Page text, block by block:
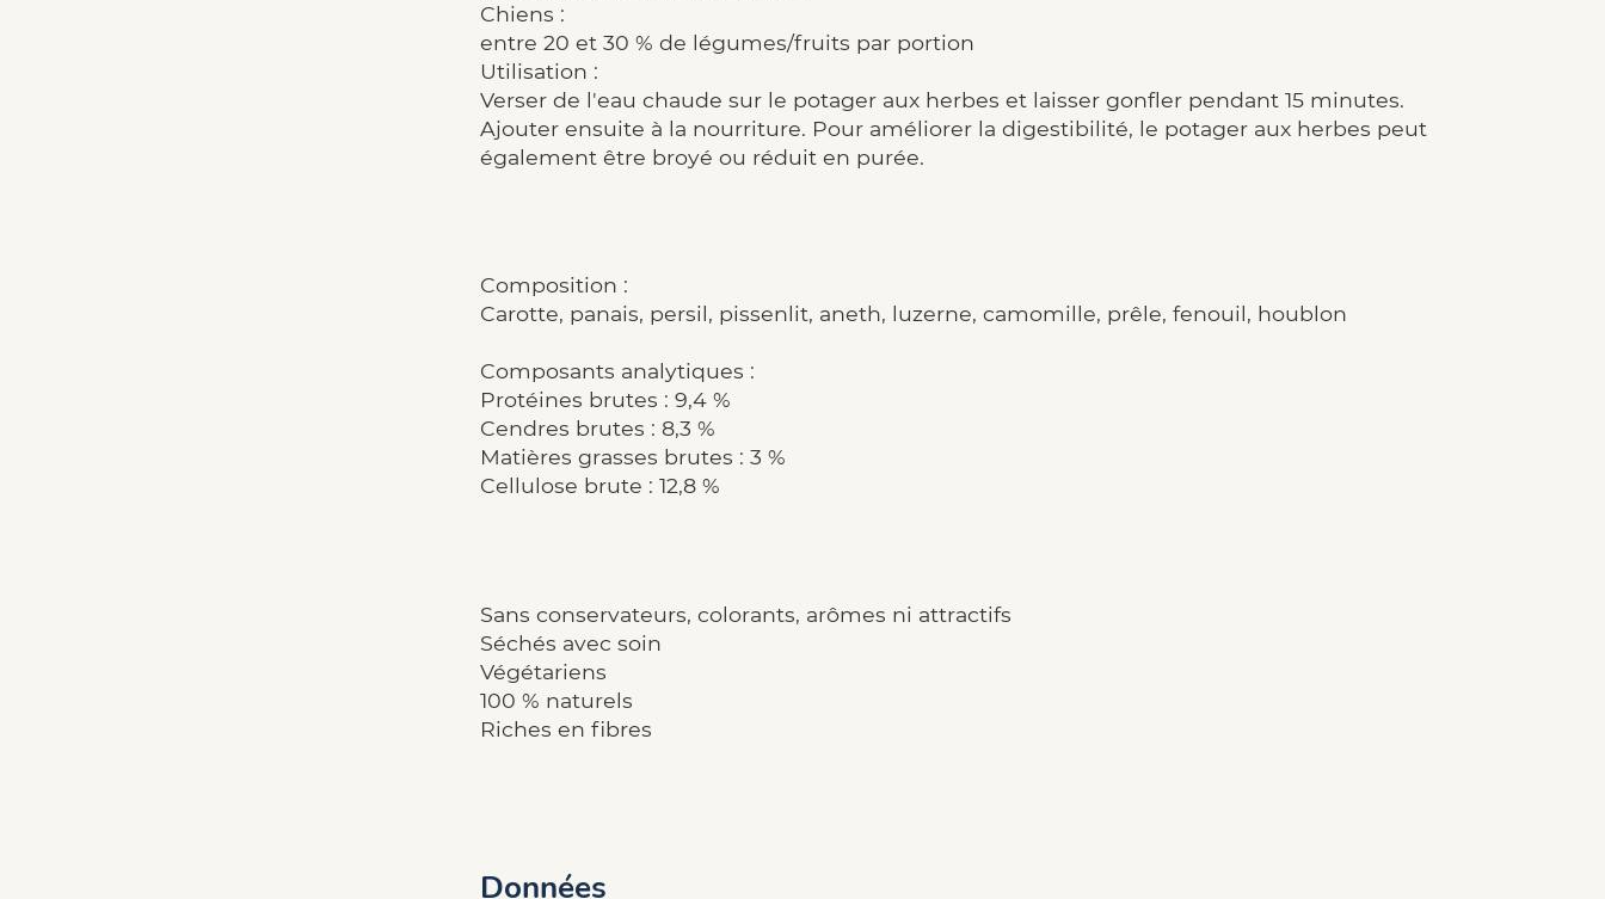
Chiens :
entre 20 et 30 % de légumes/fruits par portion
Utilisation :
Verser de l'eau chaude sur le potager aux herbes et laisser gonfler pendant 15 minutes.
Ajouter ensuite à la nourriture. Pour améliorer la digestibilité, le potager aux herbes peut
également être broyé ou réduit en purée.
Composition :
Carotte, panais, persil, pissenlit, aneth, luzerne, camomille, prêle, fenouil, houblon
Composants analytiques :
Protéines brutes : 9,4 %
Cendres brutes : 8,3 %
Matières grasses brutes : 3 %
Cellulose brute : 12,8 %
Sans conservateurs, colorants, arômes ni attractifs
Séchés avec soin
Végétariens
100 % naturels
Riches en fibres
Données